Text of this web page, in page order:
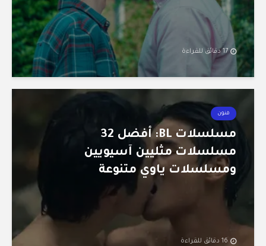
17 دقائق للقراءة
فنون
مسلسلات BL: أفضل 32
مسلسلات مثليين آسيويين
ومسلسلات ياوي متنوعة
16 دقائق للقراءة